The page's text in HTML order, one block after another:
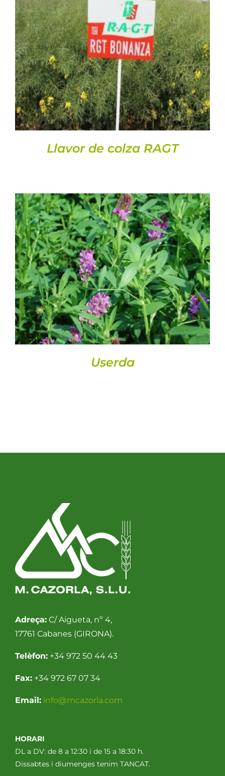
DETALLS
Llavor de colza RAGT
DETALLS
Userda
Adreça:C/ Aigueta, nº 4,
17761 Cabanes (GIRONA).
Telèfon:+34 972 50 44 43
Fax:+34 972 67 07 34
Email: info@mcazorla.com
HORARI
DL a DV: de 8 a 12:30 i de 15 a 18:30 h.
Dissabtes i diumenges tenim TANCAT.